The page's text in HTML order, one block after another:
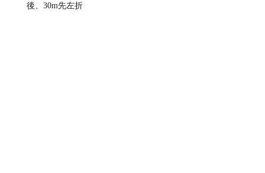
後、30m先左折